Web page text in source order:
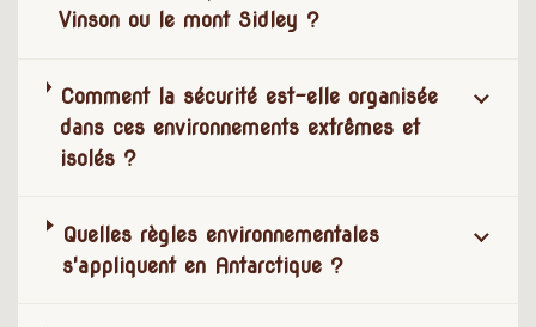
Vinson ou le mont Sidley ?
Comment la sécurité est-elle organisée
dans ces environnements extrêmes et
isolés ?
Quelles règles environnementales
s'appliquent en Antarctique ?